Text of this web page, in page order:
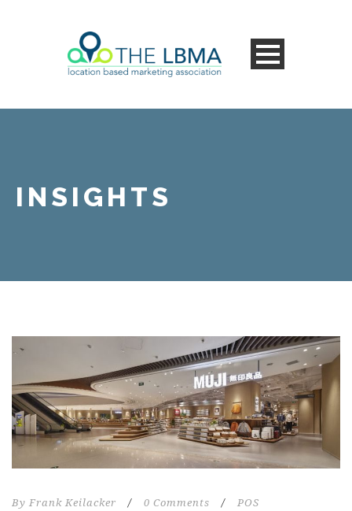
INSIGHTS
By Frank Keilacker / 0 Comments / POS